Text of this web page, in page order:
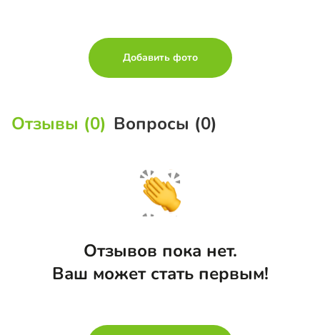
Добавить фото
Отзывы (0) Вопросы (0)
Отзывов пока нет.
Ваш может стать первым!